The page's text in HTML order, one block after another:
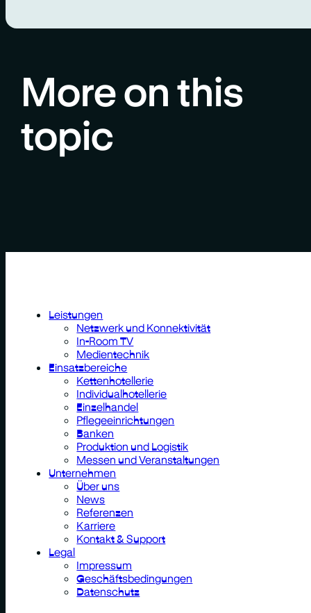
More on this
topic
Leistungen
Netzwerk und Konnektivität
In-Room TV
Medientechnik
Einsatzbereiche
Kettenhotellerie
Individualhotellerie
Einzelhandel
Pflegeeinrichtungen
Banken
Produktion und Logistik
Messen und Veranstaltungen
Unternehmen
Über uns
News
Referenzen
Karriere
Kontakt & Support
Legal
Impressum
Geschäftsbedingungen
Datenschutz